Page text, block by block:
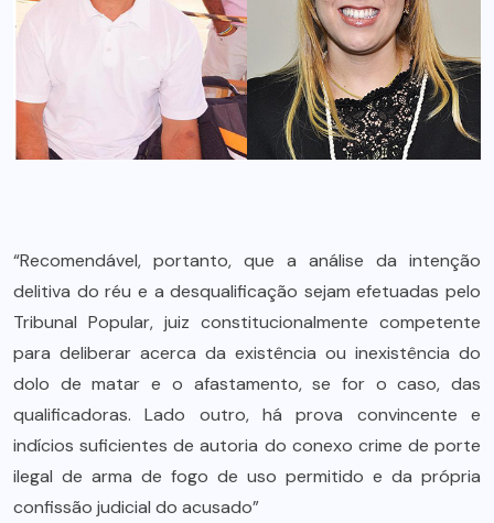
“Recomendável, portanto, que a análise da intenção
delitiva do réu e a desqualificação sejam efetuadas pelo
Tribunal Popular, juiz constitucionalmente competente
para deliberar acerca da existência ou inexistência do
dolo de matar e o afastamento, se for o caso, das
qualificadoras. Lado outro, há prova convincente e
indícios suficientes de autoria do conexo crime de porte
ilegal de arma de fogo de uso permitido e da própria
confissão judicial do acusado”